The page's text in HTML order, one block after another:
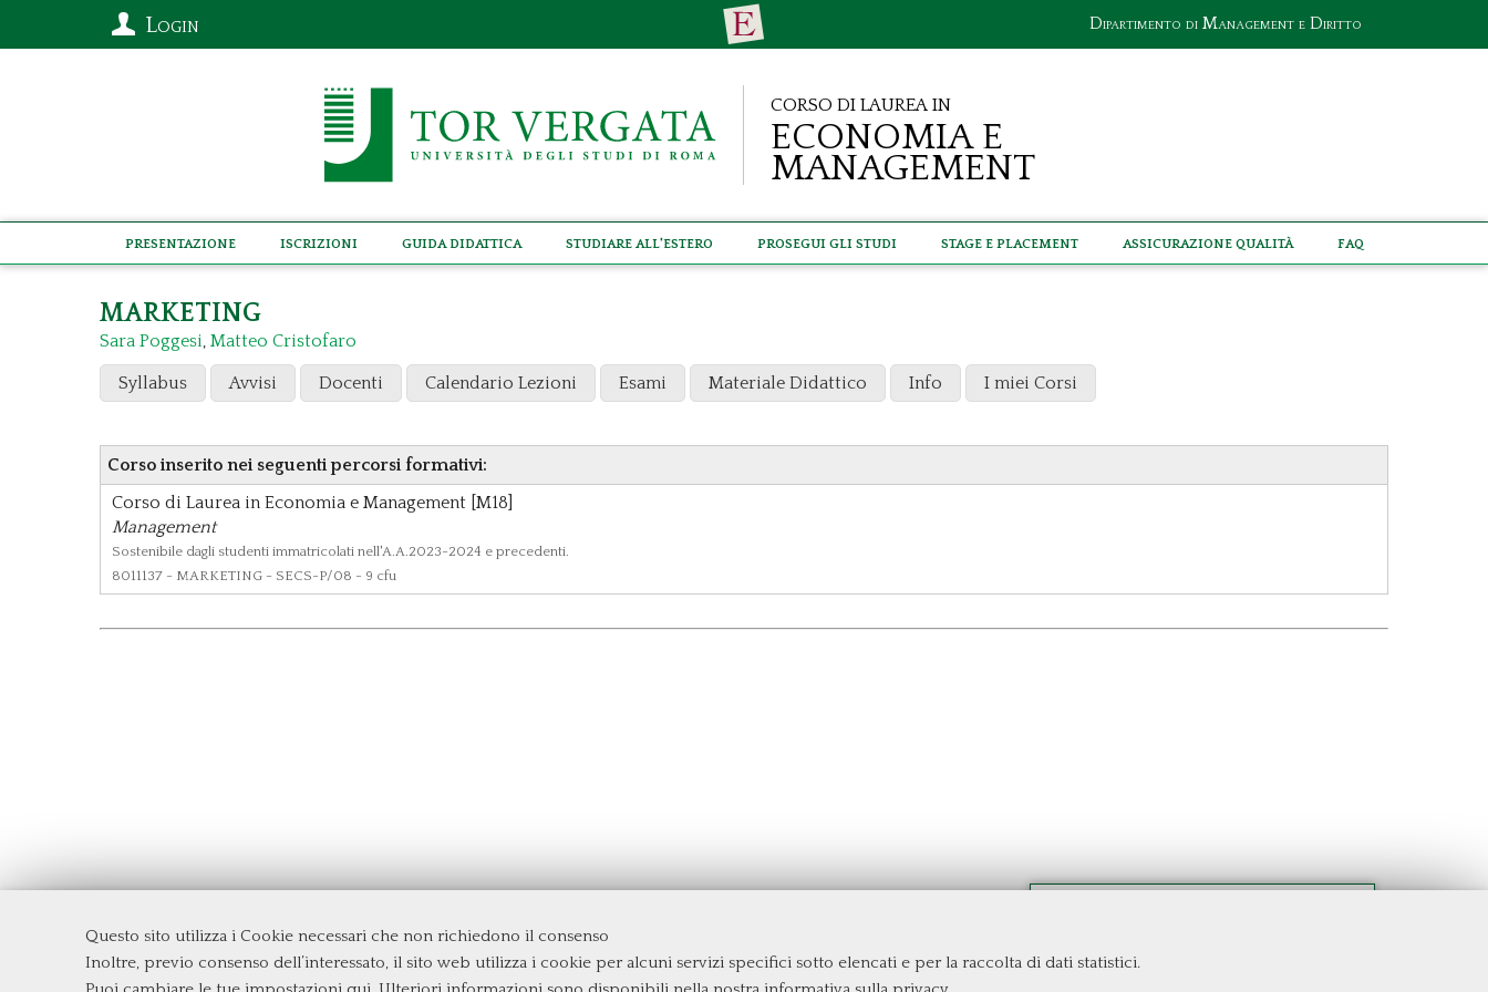
Questo sito utilizza i Cookie necessari che non richiedono il consenso
Inoltre, previo consenso dell’interessato, il sito web utilizza i cookie per alcuni servizi specifici sotto elencati e per la raccolta di dati statistici.
Dipartimento di Management e Diritto
Login
Corso di Laurea in
Economia e
Management
Presentazione Iscrizioni Guida didattica Studiare all'estero Prosegui gli studi Stage e Placement Assicurazione Qualità Faq
MARKETING
Sara Poggesi, Matteo Cristofaro
Syllabus Avvisi Docenti Calendario Lezioni Esami Materiale Didattico Info I miei Corsi
Corso inserito nei seguenti percorsi formativi:
Corso di Laurea in Economia e Management [M18]
Management
Sostenibile dagli studenti immatricolati nell'A.A.2023-2024 e precedenti.
8011137 - MARKETING - SECS-P/08 - 9 cfu
Dipartimento di Management e Diritto
Università degli Studi di RomaTor Vergata